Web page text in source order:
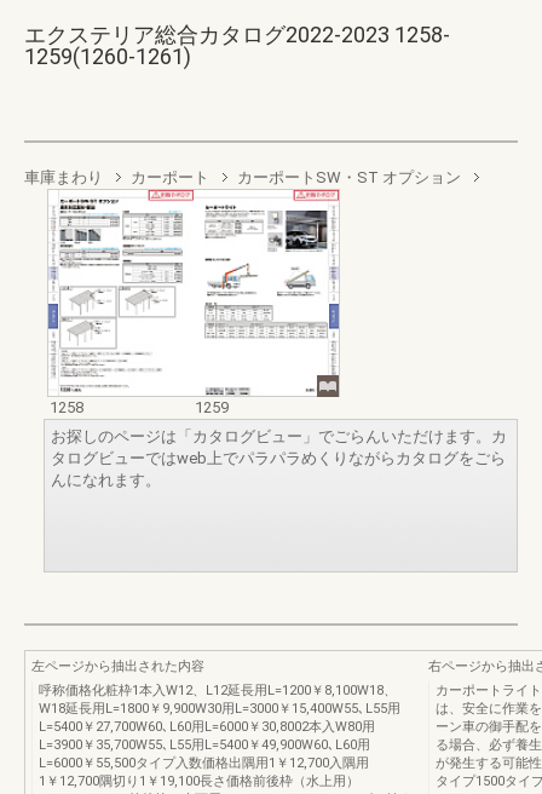
エクステリア総合カタログ2022-2023 1258-
1259(1260-1261)
車庫まわり カーポート カーポートSW・ST オプション
1258
1259
お探しのページは「カタログビュー」でごらんいただけます。カ
タログビューではweb上でパラパラめくりながらカタログをごら
んになれます。
左ページから抽出された内容
呼称価格化粧枠1本入W12、L12延長用L=1200￥8,100W18、
W18延長用L=1800￥9,900W30用L=3000￥15,400W55､L55用
L=5400￥27,700W60､L60用L=6000￥30,8002本入W80用
L=3900￥35,700W55､L55用L=5400￥49,900W60､L60用
L=6000￥55,500タイプ入数価格出隅用1￥12,700入隅用
1￥12,700隅切り1￥19,100長さ価格前後枠（水上用）
右ページから抽出
カーポートライ
は、安全に作業
ーン車の御手配
る場合、必ず養
が発生する可能
タイプ1500タイ